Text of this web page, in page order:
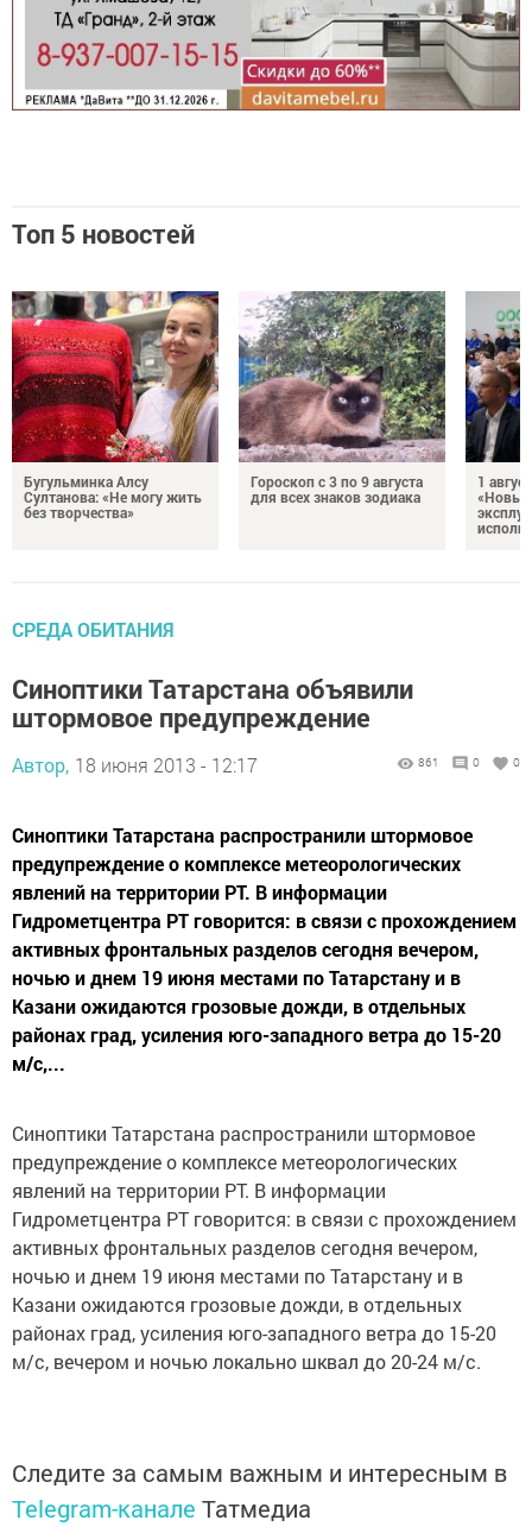
Топ 5 новостей
Бугульминка Алсу
Султанова: «Не могу жить
без творчества»
Гороскоп с 3 по 9 августа
для всех знаков зодиака
1
«Новые
СРЕДА ОБИТАНИЯ
Синоптики Татарстана объявили
штормовое предупреждение
Автор, 18 июня 2013 - 12:17 861 0 0
Синоптики Татарстана распространили штормовое
предупреждение о комплексе метеорологических
явлений на территории РТ. В информации
Гидрометцентра РТ говорится: в связи с прохождением
активных фронтальных разделов сегодня вечером,
ночью и днем 19 июня местами по Татарстану и в
Казани ожидаются грозовые дожди, в отдельных
районах град, усиления юго-западного ветра до 15-20
м/с,...
Синоптики Татарстана распространили штормовое
предупреждение о комплексе метеорологических
явлений на территории РТ. В информации
Гидрометцентра РТ говорится: в связи с прохождением
активных фронтальных разделов сегодня вечером,
ночью и днем 19 июня местами по Татарстану и в
Казани ожидаются грозовые дожди, в отдельных
районах град, усиления юго-западного ветра до 15-20
м/с, вечером и ночью локально шквал до 20-24 м/с.
Следите за самым важным и интересным в
Telegram-канале Татмедиа